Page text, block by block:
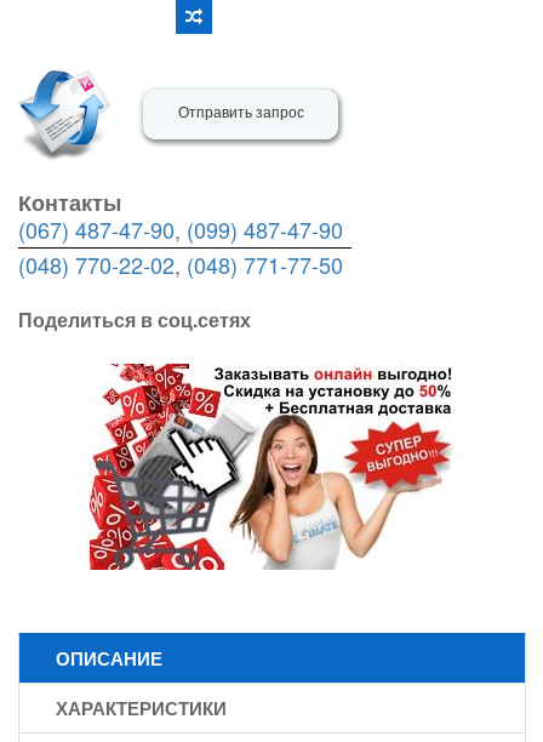
Отправить запрос
Контакты
(067) 487-47-90, (099) 487-47-90
(048) 770-22-02, (048) 771-77-50
Поделиться в соц.сетях
ОПИСАНИЕ
ХАРАКТЕРИСТИКИ